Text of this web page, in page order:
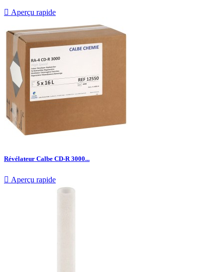
 Aperçu rapide
Révélateur Calbe CD-R 3000...
 Aperçu rapide